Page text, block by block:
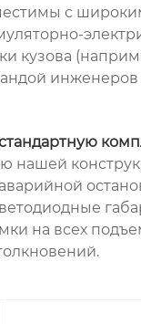
с
кузова
нашей
на всех